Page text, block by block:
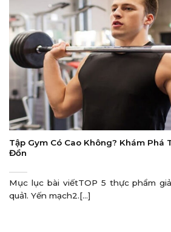
Tập Gym Có Cao Không? Khám Phá
Đồn
Mục lục bài viếtTOP 5 thực phẩm
quả1. Yến mạch2.[...]